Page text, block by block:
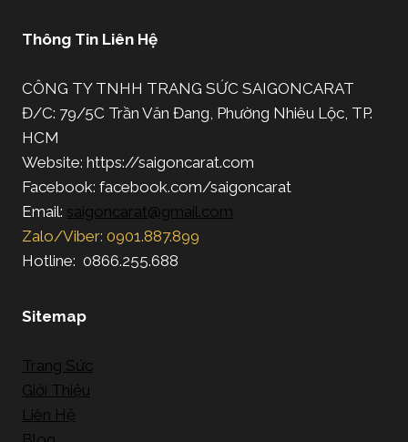
Thông Tin Liên Hệ
CÔNG TY TNHH TRANG SỨC SAIGONCARAT
Đ/C: 79/5C Trần Văn Đang, Phường Nhiêu Lộc, TP.
HCM
Website: https://saigoncarat.com
Facebook: facebook.com/saigoncarat
Email: saigoncarat@gmail.com
Zalo/Viber: 0901.887.899
Hotline: 0866.255.688
Sitemap
Trang Sức
Giới Thiệu
Liên Hệ